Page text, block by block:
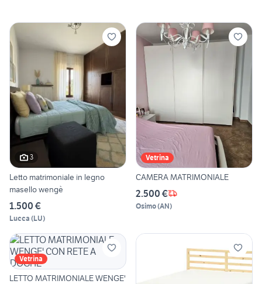
3
Letto matrimoniale in legno
masello wengè
1.500 €
Lucca (LU)
Vetrina
CAMERA MATRIMONIALE
2.500 €
Osimo(AN)
Vetrina
LETTO MATRIMONIALE WENGE'